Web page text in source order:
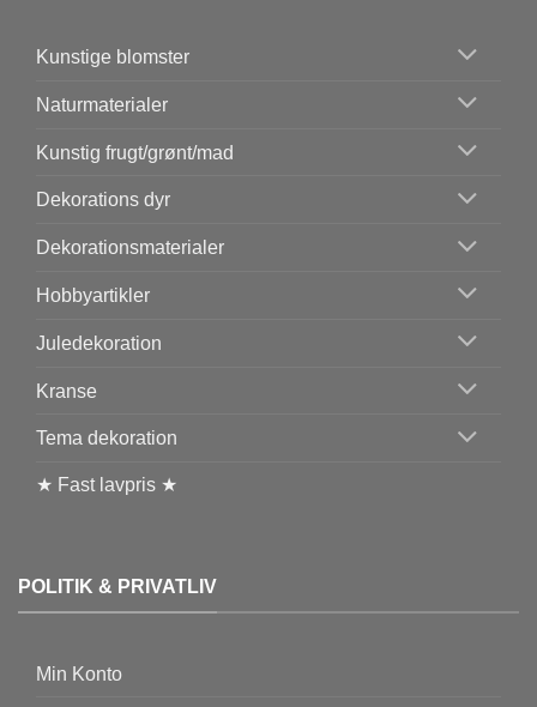
Kunstige blomster
Naturmaterialer
Kunstig frugt/grønt/mad
Dekorations dyr
Dekorationsmaterialer
Hobbyartikler
Juledekoration
Kranse
Tema dekoration
★ Fast lavpris ★
POLITIK & PRIVATLIV
Min Konto